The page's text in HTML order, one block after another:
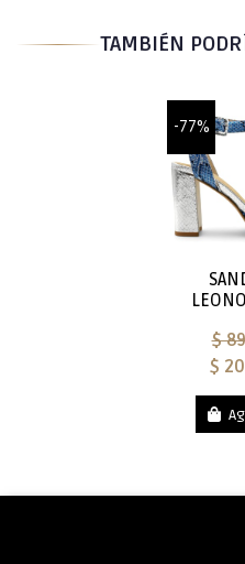
TAMBIÉN
-77%
$
$